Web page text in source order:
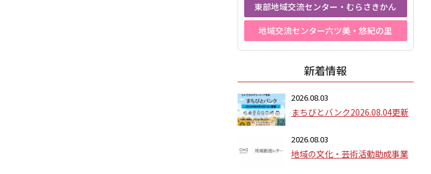
東部地域交流センター・むらさきかん
地域交流センター六ツ美・悠紀の里
新着情報
2026.08.03
まちびとバンク2026.08.04更新
2026.08.03
地域の文化・芸術活動助成事業